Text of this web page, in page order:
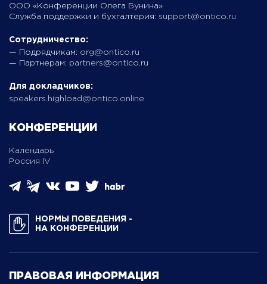
ООО «Конференции Олега Бунина»
Служба поддержки и бухгалтерия: support@ontico.ru
Сотрудничество:
— Подрядчикам: org@ontico.ru
— Партнерам: partners@ontico.ru
Для докладчиков:
speakers.highload@ontico.online
КОНФЕРЕНЦИИ
Календарь
Россия IV
НОРМЫ ПОВЕДЕНИЯ ­
НА КОНФЕРЕНЦИИ
ПРАВОВАЯ ИНФОРМАЦИЯ